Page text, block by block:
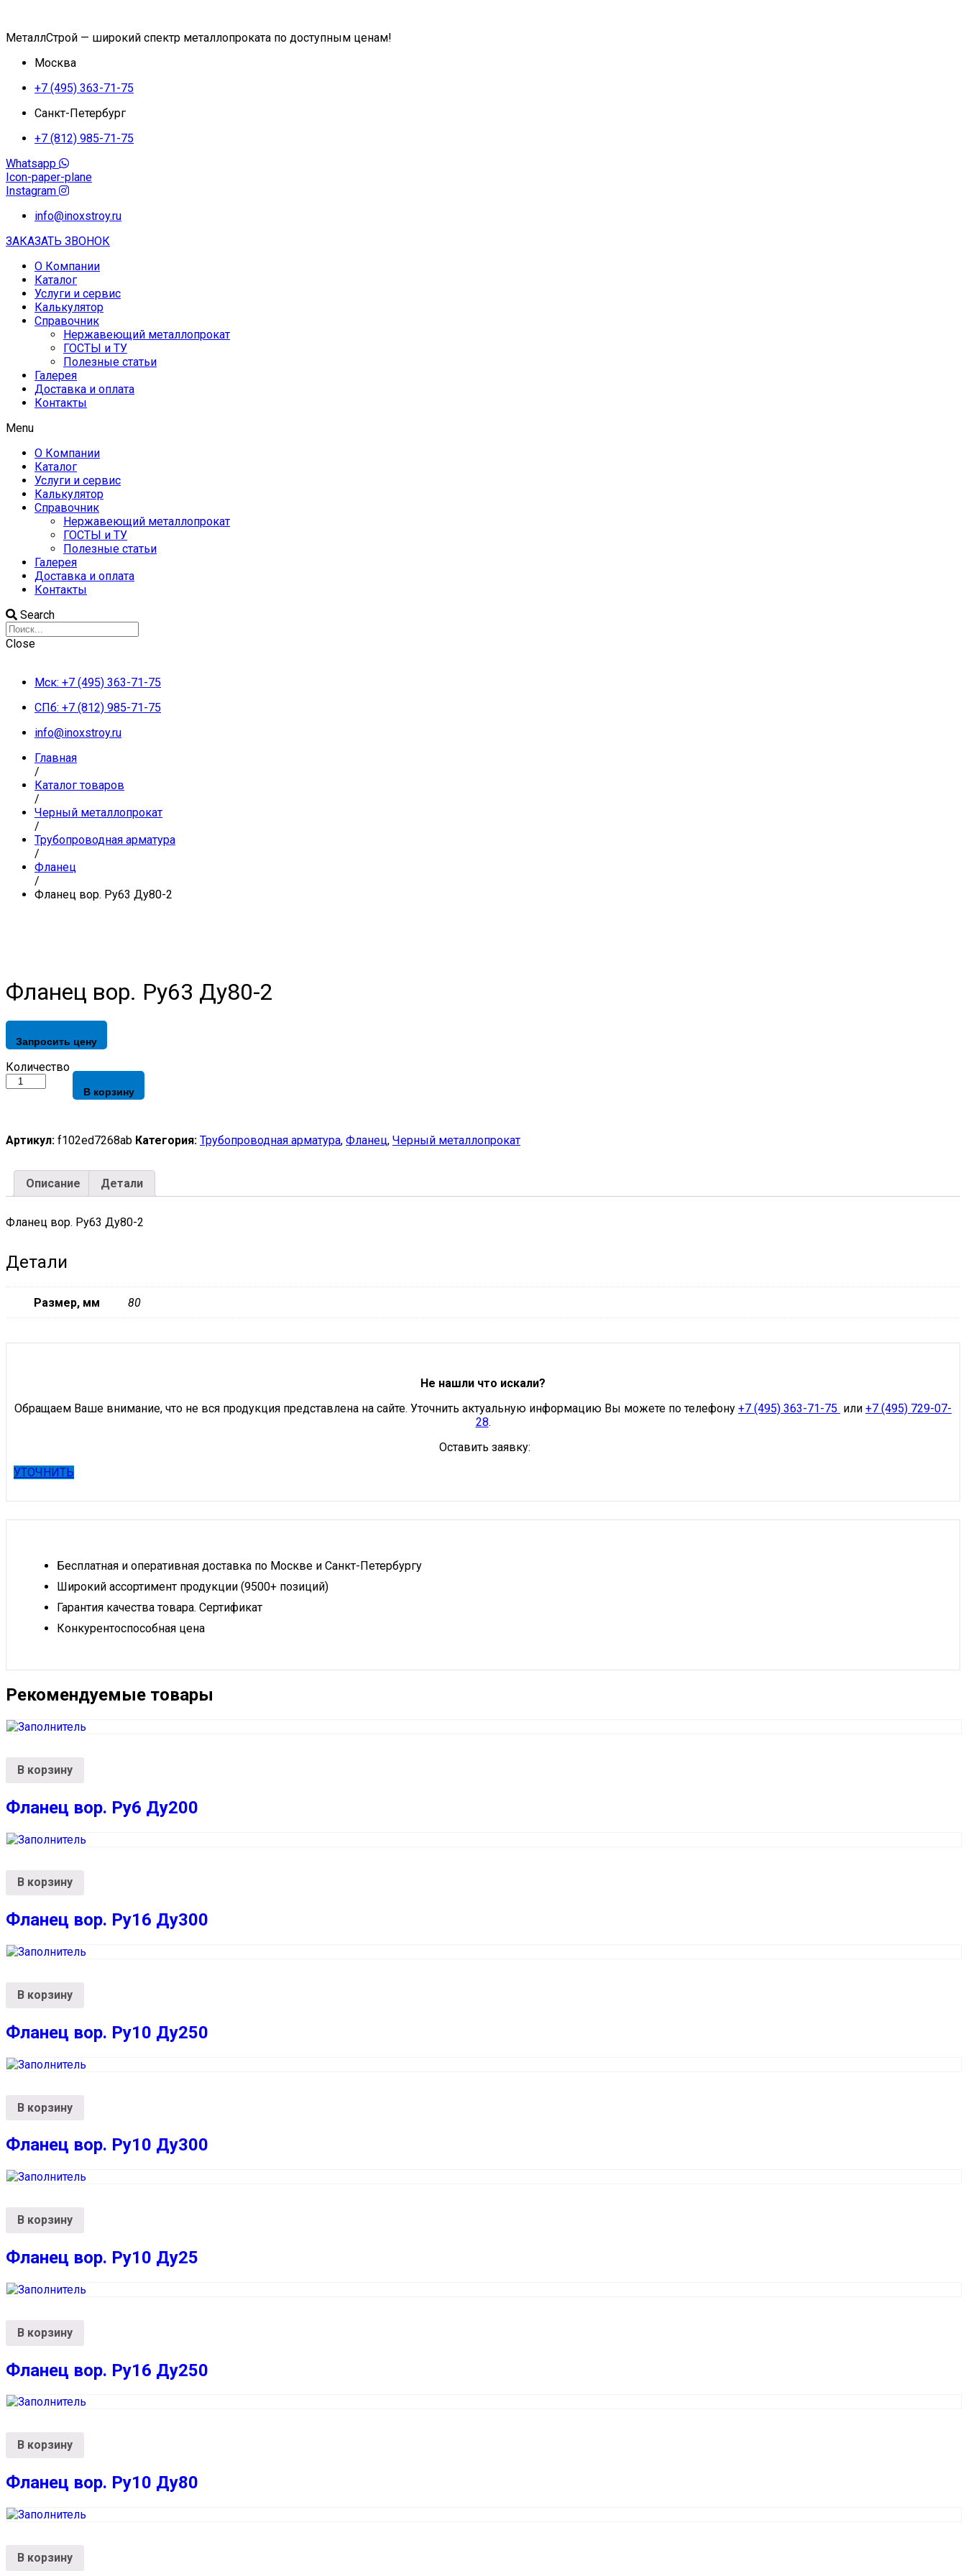
МеталлСтрой — широкий спектр металлопроката по доступным ценам!
Москва
+7 (495) 363-71-75
Санкт-Петербург
+7 (812) 985-71-75
Whatsapp
Icon-paper-plane
Instagram
info@inoxstroy.ru
ЗАКАЗАТЬ ЗВОНОК
О Компании
Каталог
Услуги и сервис
Калькулятор
Справочник
Нержавеющий металлопрокат
ГОСТЫ и ТУ
Полезные статьи
Галерея
Доставка и оплата
Контакты
Menu
О Компании
Каталог
Услуги и сервис
Калькулятор
Справочник
Нержавеющий металлопрокат
ГОСТЫ и ТУ
Полезные статьи
Галерея
Доставка и оплата
Контакты
Search
Close
Мск: +7 (495) 363-71-75
СПб: +7 (812) 985-71-75
info@inoxstroy.ru
Главная
/
Каталог товаров
/
Черный металлопрокат
/
Трубопроводная арматура
/
Фланец
/
Фланец вор. Ру63 Ду80-2
Фланец вор. Ру63 Ду80-2
Запросить цену
Фланец
вор.
quantity
Количество
В корзину
Артикул: f102ed7268ab Категория: Трубопроводная арматура, Фланец, Черный металлопрокат
Описание Детали
Фланец вор. Ру63 Ду80-2
Детали
Размер, мм 80
Не нашли что искали?
Обращаем Ваше внимание, что не вся продукция представлена на сайте. Уточнить актуальную информацию Вы можете по телефону +7 (495) 363-71-75 или +7 (495) 729-07-
28.
Оставить заявку:
УТОЧНИТЬ
Бесплатная и оперативная доставка по Москве и Санкт-Петербургу
Широкий ассортимент продукции (9500+ позиций)
Гарантия качества товара. Сертификат
Конкурентоспособная цена
Рекомендуемые товары
В корзину
Фланец вор. Ру6 Ду200
В корзину
Фланец вор. Ру16 Ду300
В корзину
Фланец вор. Ру10 Ду250
В корзину
Фланец вор. Ру10 Ду300
В корзину
Фланец вор. Ру10 Ду25
В корзину
Фланец вор. Ру16 Ду250
В корзину
Фланец вор. Ру10 Ду80
В корзину